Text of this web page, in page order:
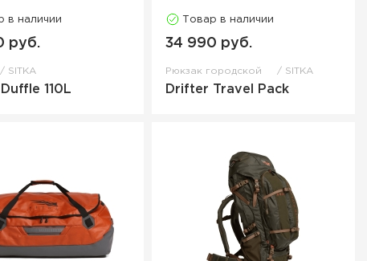
в наличии
руб.
SITKA
110L
Товар в наличии
34 990 руб.
Рюкзак городской SITKA
Drifter Travel Pack